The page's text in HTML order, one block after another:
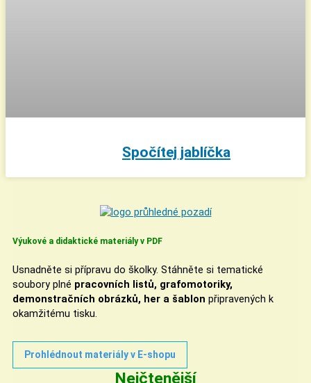
Spočítej jablíčka
Výukové a didaktické materiály v PDF
Usnadněte si přípravu do školky. Stáhněte si tematické
soubory plné pracovních listů, grafomotoriky,
demonstračních obrázků, her a šablon připravených k
okamžitému tisku.
Prohlédnout materiály v E-shopu
Nejčtenější